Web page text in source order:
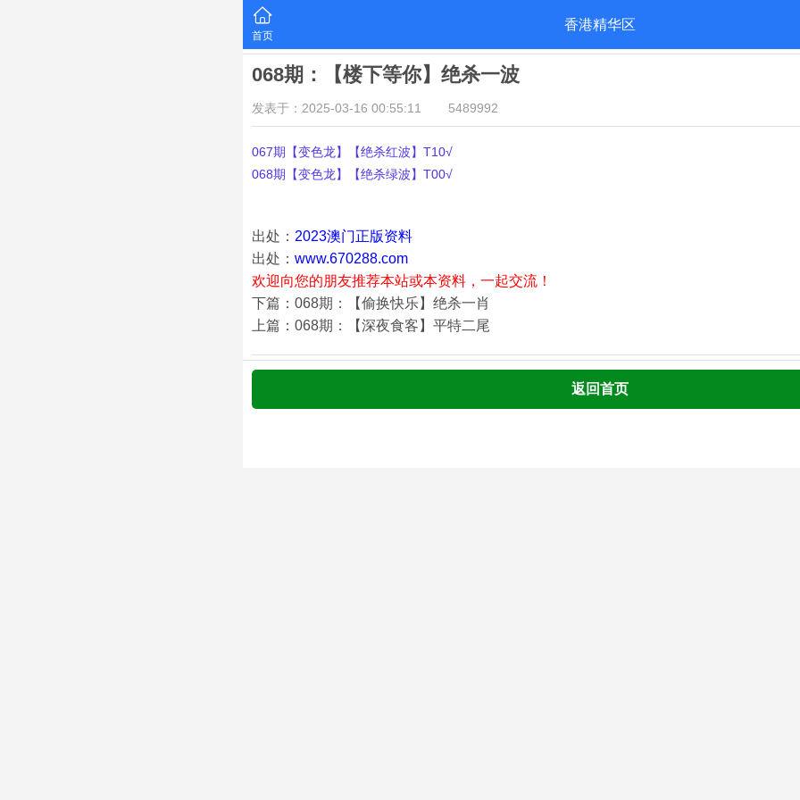
首页
香港精华区
068期：【楼下等你】绝杀一波
发表于：2025-03-16 00:55:11 5489992
067期【变色龙】【绝杀红波】T10√
068期【变色龙】【绝杀绿波】T00√
出处： 2023澳门正版资料
出处： www.670288.com
欢迎向您的朋友推荐本站或本资料，一起交流！
下篇：068期：【偷换快乐】绝杀一肖
上篇：068期：【深夜食客】平特二尾
返回首页